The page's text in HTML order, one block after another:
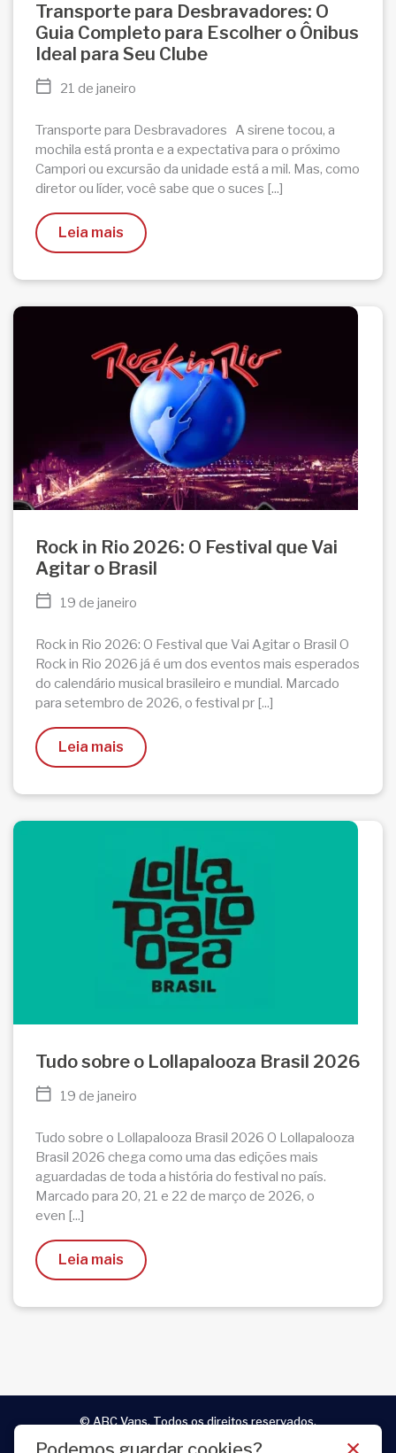
Transporte para Desbravadores: O
Guia Completo para Escolher o Ônibus
Ideal para Seu Clube
21 de janeiro
Transporte para Desbravadores A sirene tocou, a
mochila está pronta e a expectativa para o próximo
Campori ou excursão da unidade está a mil. Mas, como
diretor ou líder, você sabe que o suces [...]
Leia mais
Rock in Rio 2026: O Festival que Vai
Agitar o Brasil
19 de janeiro
Rock in Rio 2026: O Festival que Vai Agitar o Brasil O
Rock in Rio 2026 já é um dos eventos mais esperados
do calendário musical brasileiro e mundial. Marcado
para setembro de 2026, o festival pr [...]
Leia mais
Tudo sobre o Lollapalooza Brasil 2026
19 de janeiro
Tudo sobre o Lollapalooza Brasil 2026 O Lollapalooza
Brasil 2026 chega como uma das edições mais
aguardadas de toda a história do festival no país.
Marcado para 20, 21 e 22 de março de 2026, o
even [...]
Leia mais
© ABC Vans. Todos os direitos reservados.